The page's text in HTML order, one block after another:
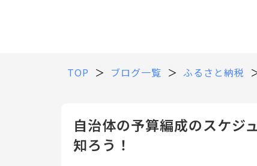
TOP ＞ ブログ一覧 ＞ ふるさと納税
自治体の予算編成のスケジ
知ろう！